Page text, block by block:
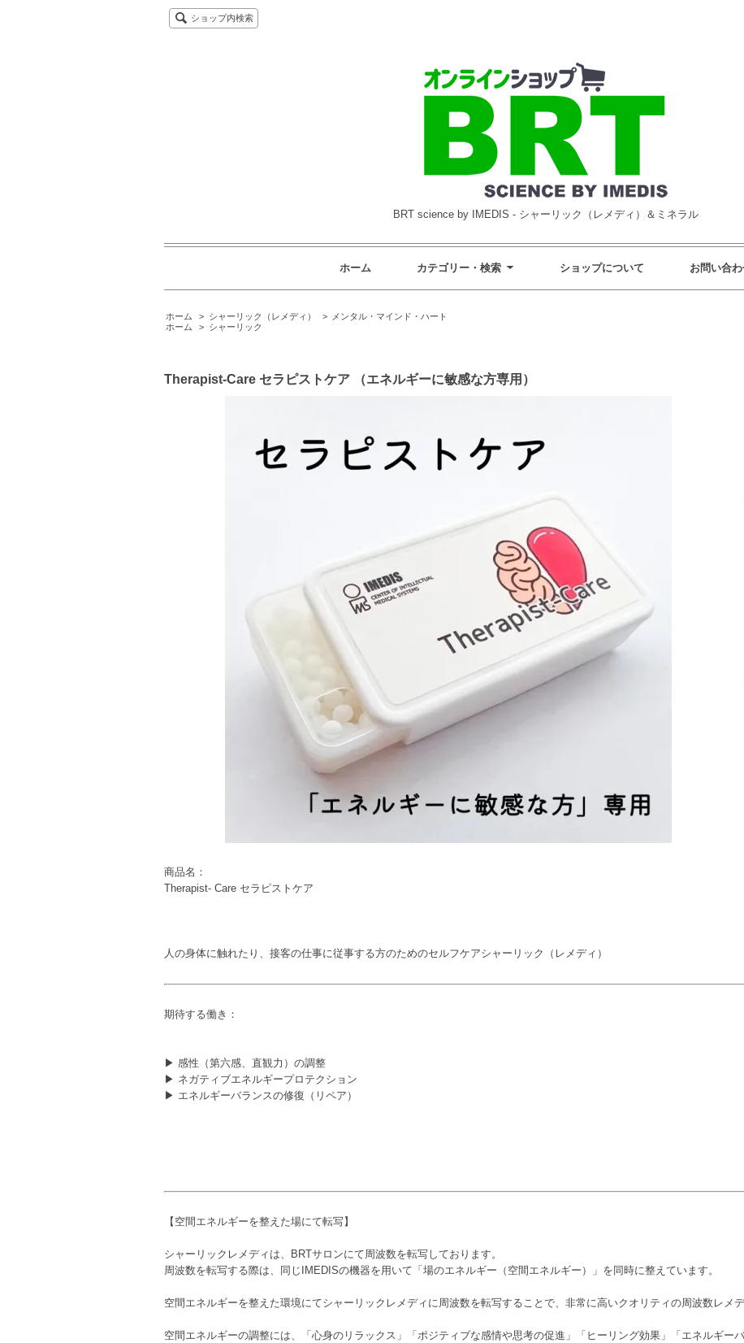
ショップ内検索
BRT science by IMEDIS - シャーリック（レメディ）＆ミネラル
ホーム カテゴリー・検索 ショップについて お問い合
ホーム > シャーリック（レメディ） >
メンタル・マインド・ハート
ホーム
> シャーリック
Therapist-Care セラピストケア （エネルギーに敏感な方専用）
商品名：
Therapist- Care セラピストケア
人の身体に触れたり、接客の仕事に従事する方のためのセルフケアシャーリック（レメディ）
期待する働き：
▶ 感性（第六感、直観力）の調整
▶ ネガティブエネルギープロテクション
▶ エネルギーバランスの修復（リペア）
【空間エネルギーを整えた場にて転写】
シャーリックレメディは、BRTサロンにて周波数を転写しております。
周波数を転写する際は、同じIMEDISの機器を用いて「場のエネルギー（空間エネルギー）」を同時に整えています。
空間エネルギーを整えた環境にてシャーリックレメディに周波数を転写することで、非常に高いクオリティの周波数レメ
空間エネルギーの調整には、「心身のリラックス」「ポジティブな感情や思考の促進」「ヒーリング効果」「エネルギー